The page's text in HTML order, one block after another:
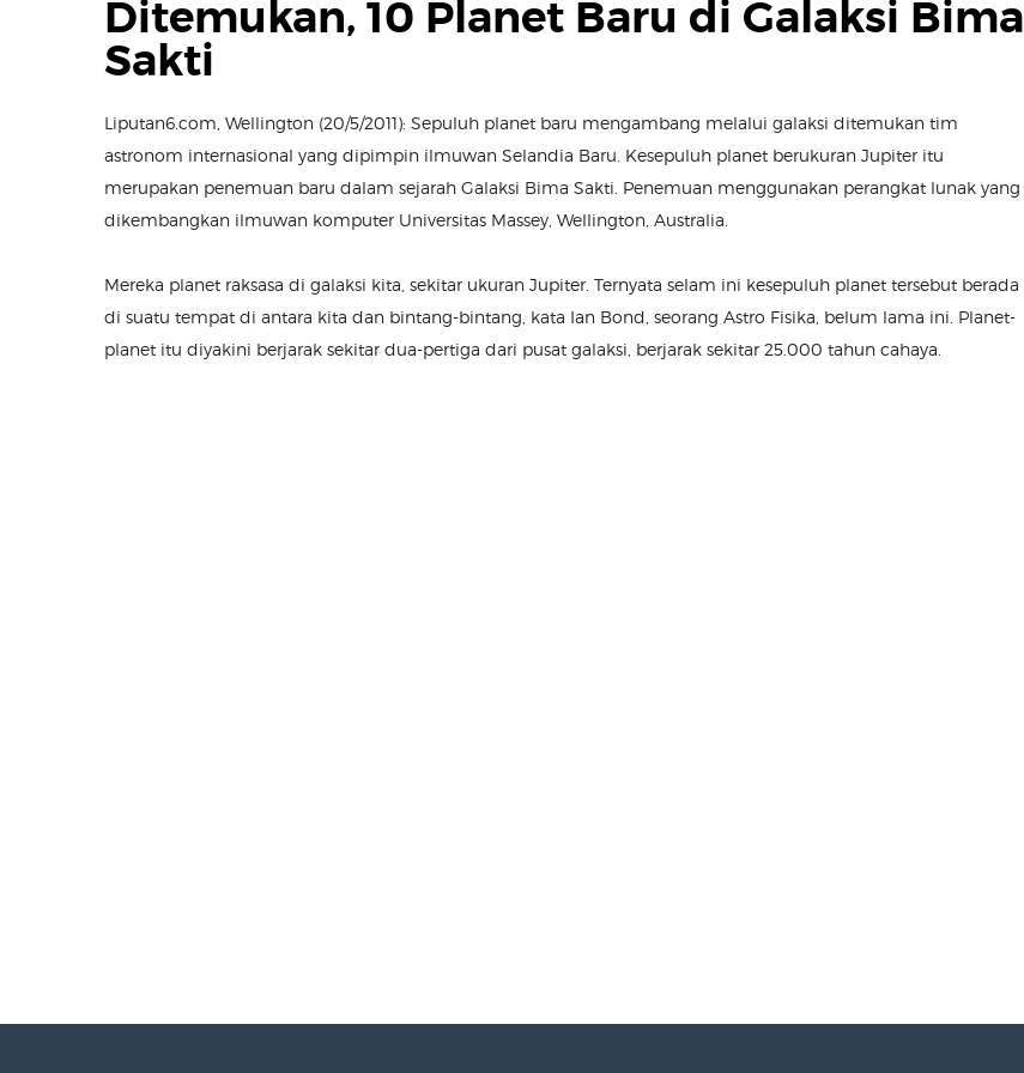
Ditemukan, 10 Planet Baru di Galaksi Bima
Sakti
Liputan6.com, Wellington (20/5/2011): Sepuluh planet baru mengambang melalui galaksi ditemukan tim
astronom internasional yang dipimpin ilmuwan Selandia Baru. Kesepuluh planet berukuran Jupiter itu
merupakan penemuan baru dalam sejarah Galaksi Bima Sakti. Penemuan menggunakan perangkat lunak yang
dikembangkan ilmuwan komputer Universitas Massey, Wellington, Australia.
Mereka planet raksasa di galaksi kita, sekitar ukuran Jupiter. Ternyata selam ini kesepuluh planet tersebut berada
di suatu tempat di antara kita dan bintang-bintang, kata Ian Bond, seorang Astro Fisika, belum lama ini. Planet-
planet itu diyakini berjarak sekitar dua-pertiga dari pusat galaksi, berjarak sekitar 25.000 tahun cahaya.